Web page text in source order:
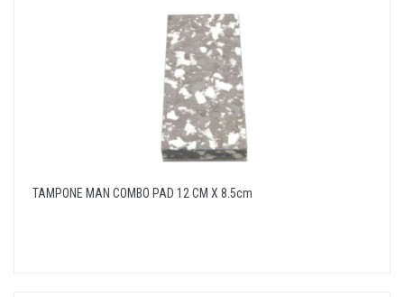
TAMPONE MAN COMBO PAD 12 CM X 8.5cm